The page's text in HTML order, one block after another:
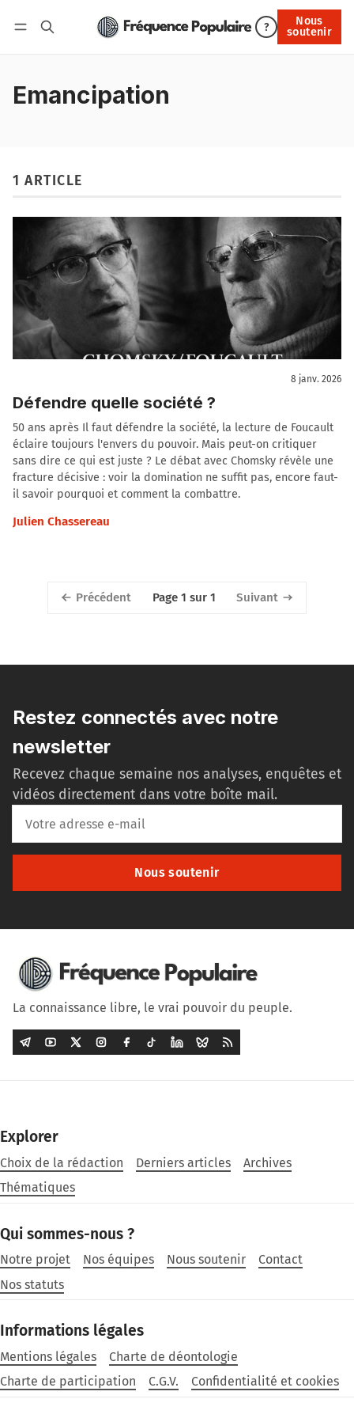
?
Nous
soutenir
Nous soutenir
Emancipation
1 ARTICLE
8 janv. 2026
Défendre quelle société ?
50 ans après Il faut défendre la société, la lecture de Foucault
éclaire toujours l'envers du pouvoir. Mais peut-on critiquer
sans dire ce qui est juste ? Le débat avec Chomsky révèle une
fracture décisive : voir la domination ne suffit pas, encore faut-
il savoir pourquoi et comment la combattre.
Julien Chassereau
Précédent Page 1 sur 1 Suivant
Restez connectés avec notre
newsletter
Recevez chaque semaine nos analyses, enquêtes et
vidéos directement dans votre boîte mail.
Nous soutenir
La connaissance libre, le vrai pouvoir du peuple.
Explorer
Choix de la rédaction Derniers articles
Archives
Thématiques
Qui sommes-nous ?
Notre projet Nos équipes Nous soutenir
Contact
Nos statuts
Informations légales
Mentions légales
Charte de déontologie
Charte de participation
C.G.V. Confidentialité et cookies